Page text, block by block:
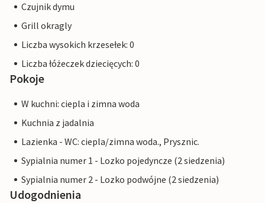
Czujnik dymu
Grill okragly
Liczba wysokich krzesełek: 0
Liczba łóżeczek dziecięcych: 0
Pokoje
W kuchni: ciepla i zimna woda
Kuchnia z jadalnia
Lazienka - WC: ciepla/zimna woda., Prysznic.
Sypialnia numer 1 - Lozko pojedyncze (2 siedzenia)
Sypialnia numer 2 - Lozko podwójne (2 siedzenia)
Udogodnienia